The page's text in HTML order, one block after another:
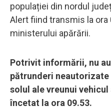
populației din nordul
Alert fiind transmis la ora
ministerului apărării.
Potrivit informării, nu
pătrunderi
solul ale vreunui
încetat la ora 09.53.